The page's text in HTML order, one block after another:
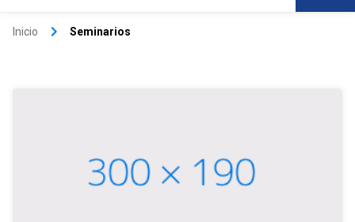
Inicio keyboard_arrow_right Seminarios